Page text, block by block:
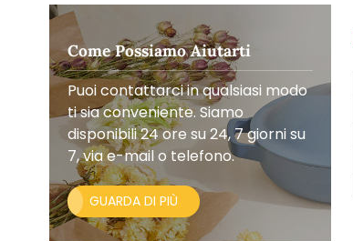
Come Possiamo Aiutarti
Puoi contattarci in qualsiasi modo
ti sia conveniente. Siamo
disponibili 24 ore su 24, 7 giorni su
7, via e-mail o telefono.
GUARDA DI PIÙ